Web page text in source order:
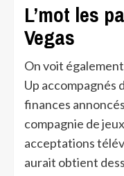
L’mot les
Vegas
On voit
Up accompagnés
finances
compagnie de
acceptations
aurait obtient